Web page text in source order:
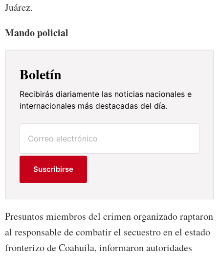
Juárez.
Mando policial
Boletín
Recibirás diariamente las noticias nacionales e
internacionales más destacadas del día.
Suscribirse
Presuntos miembros del crimen organizado raptaron
al responsable de combatir el secuestro en el estado
fronterizo de Coahuila, informaron autoridades